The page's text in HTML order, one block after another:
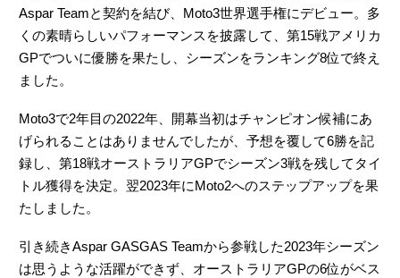
Aspar Teamと契約を結び、Moto3世界選手権にデビュー。多
くの素晴らしいパフォーマンスを披露して、第15戦アメリカ
GPでついに優勝を果たし、シーズンをランキング8位で終え
ました。
Moto3で2年目の2022年、開幕当初はチャンピオン候補にあ
げられることはありませんでしたが、予想を覆して6勝を記
録し、第18戦オーストラリアGPでシーズン3戦を残してタイ
トル獲得を決定。翌2023年にMoto2へのステップアップを果
たしました。
引き続きAspar GASGAS Teamから参戦した2023年シーズン
は思うような活躍ができず、オーストラリアGPの6位がベス